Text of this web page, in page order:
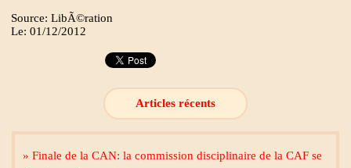
Source: LibÃ©ration
Le: 01/12/2012
Articles récents
» Finale de la CAN: la commission disciplinaire de la CAF se